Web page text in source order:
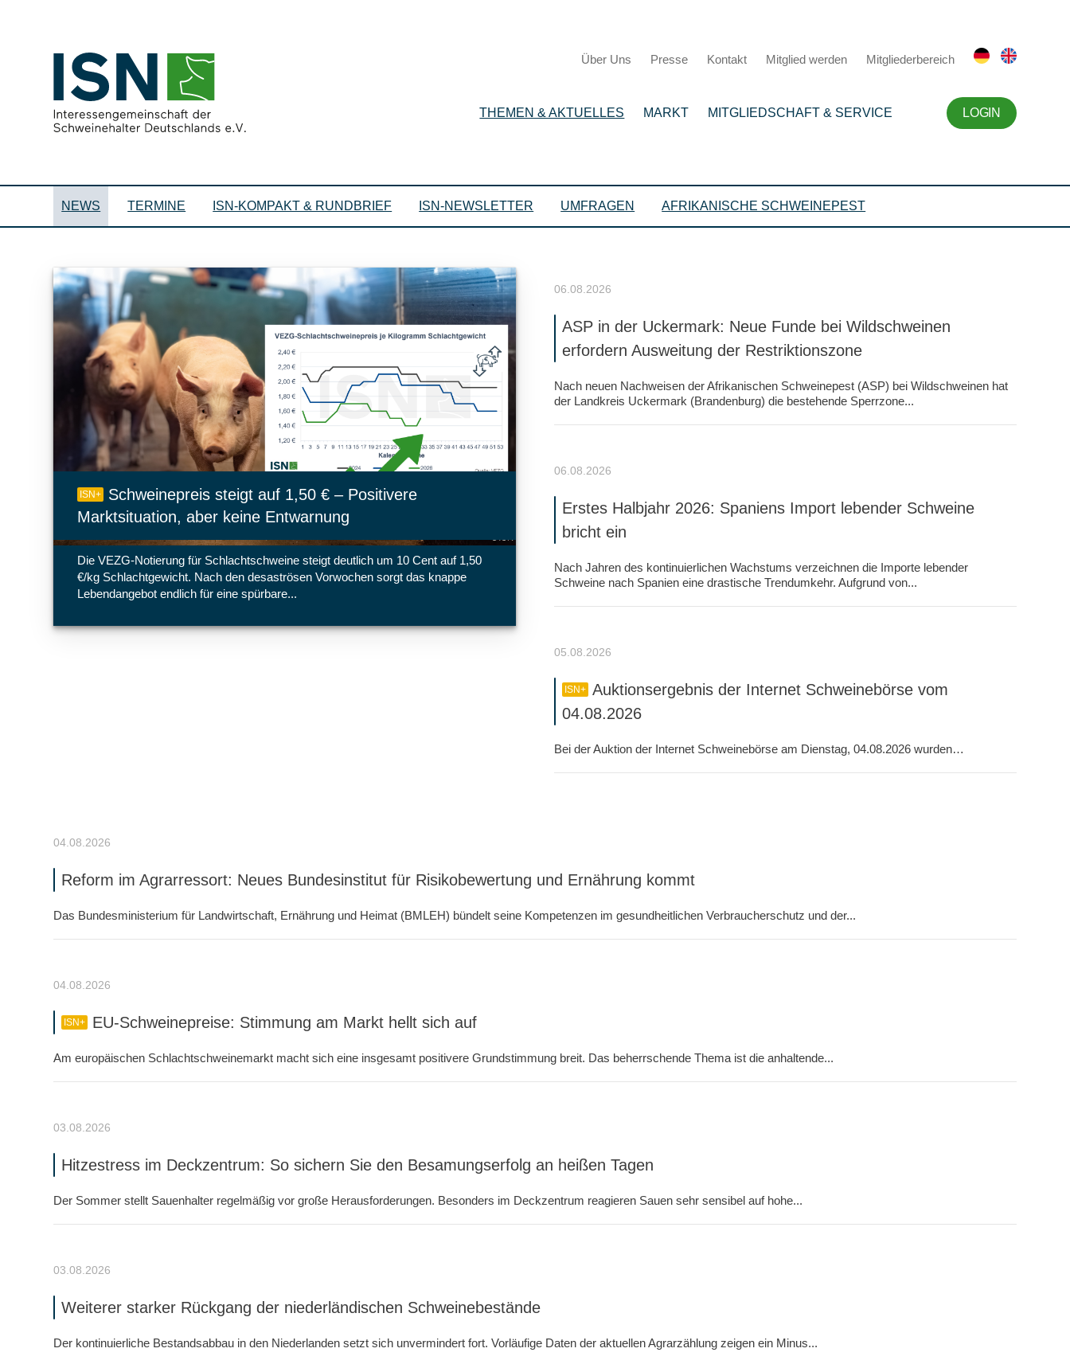
Über Uns Presse Kontakt Mitglied werden Mitgliederbereich
THEMEN & AKTUELLES MARKT MITGLIEDSCHAFT & SERVICE LOGIN
NEWS TERMINE ISN-KOMPAKT & RUNDBRIEF ISN-NEWSLETTER UMFRAGEN AFRIKANISCHE SCHWEINEPEST
ISN+
Schweinepreis steigt auf 1,50 € – Positivere
Marktsituation, aber keine Entwarnung
Die VEZG-Notierung für Schlachtschweine steigt deutlich um 10 Cent auf 1,50
€/kg Schlachtgewicht. Nach den desaströsen Vorwochen sorgt das knappe
Lebendangebot endlich für eine spürbare...
06.08.2026
ASP in der Uckermark: Neue Funde bei Wildschweinen
erfordern Ausweitung der Restriktionszone
Nach neuen Nachweisen der Afrikanischen Schweinepest (ASP) bei Wildschweinen hat
der Landkreis Uckermark (Brandenburg) die bestehende Sperrzone...
06.08.2026
Erstes Halbjahr 2026: Spaniens Import lebender Schweine
bricht ein
Nach Jahren des kontinuierlichen Wachstums verzeichnen die Importe lebender
Schweine nach Spanien eine drastische Trendumkehr. Aufgrund von...
05.08.2026
ISN+ Auktionsergebnis der Internet Schweinebörse vom
04.08.2026
Bei der Auktion der Internet Schweinebörse am Dienstag, 04.08.2026 wurden…
04.08.2026
Reform im Agrarressort: Neues Bundesinstitut für Risikobewertung und Ernährung kommt
Das Bundesministerium für Landwirtschaft, Ernährung und Heimat (BMLEH) bündelt seine Kompetenzen im gesundheitlichen Verbraucherschutz und der...
04.08.2026
ISN+ EU-Schweinepreise: Stimmung am Markt hellt sich auf
Am europäischen Schlachtschweinemarkt macht sich eine insgesamt positivere Grundstimmung breit. Das beherr­schende Thema ist die anhaltende...
03.08.2026
Hitzestress im Deckzentrum: So sichern Sie den Besamungserfolg an heißen Tagen
Der Sommer stellt Sauenhalter regelmäßig vor große Herausforderungen. Besonders im Deckzentrum reagieren Sauen sehr sensibel auf hohe...
03.08.2026
Weiterer starker Rückgang der niederländischen Schweinebestände
Der kontinuierliche Bestandsabbau in den Niederlanden setzt sich unvermindert fort. Vorläufige Daten der aktuellen Agrarzählung zeigen ein Minus...